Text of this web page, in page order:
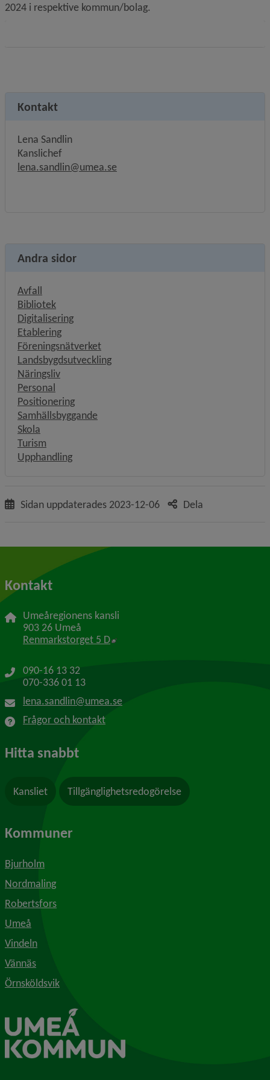
2024 i respektive kommun/bolag.
Kontakt
Lena Sandlin
Kanslichef
lena.sandlin@umea.se
Andra sidor
Avfall
Bibliotek
Digitalisering
Etablering
Föreningsnätverket
Landsbygdsutveckling
Näringsliv
Personal
Positionering
Samhällsbyggande
Skola
Turism
Upphandling
Sidan uppdaterades 2023-12-06 Dela
Kontakt
Umeåregionens kansli
903 26 Umeå
Renmarkstorget 5 D Länk till annan webbplats, öppnas
090-16 13 32
070-336 01 13
lena.sandlin@umea.se
Frågor och kontakt
Hitta snabbt
Kansliet Tillgänglighetsredogörelse
Kommuner
Bjurholm
Nordmaling
Robertsfors
Umeå
Vindeln
Vännäs
Örnsköldsvik